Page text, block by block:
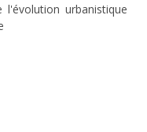
urbanistique